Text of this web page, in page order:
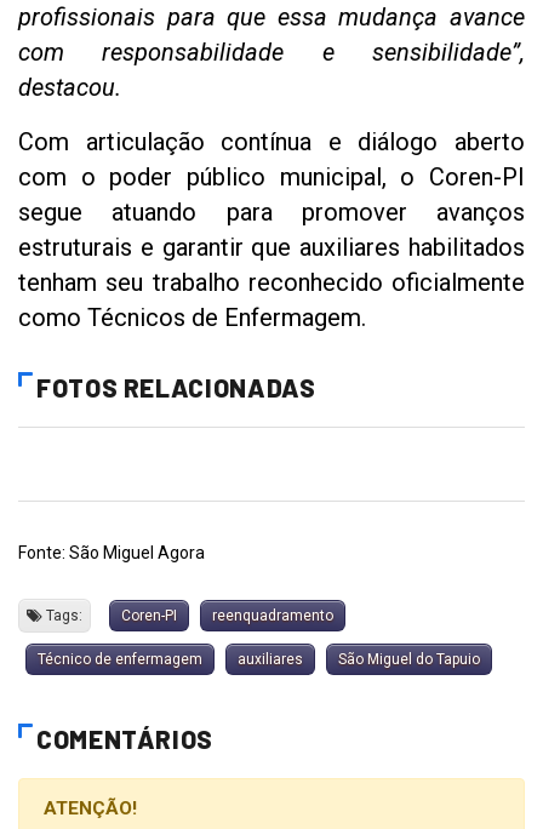
profissionais para que essa mudança avance
com responsabilidade e sensibilidade”,
destacou.
Com articulação contínua e diálogo aberto
com o poder público municipal, o Coren-PI
segue atuando para promover avanços
estruturais e garantir que auxiliares habilitados
tenham seu trabalho reconhecido oficialmente
como Técnicos de Enfermagem.
FOTOS RELACIONADAS
Fonte: São Miguel Agora
Tags: Coren-PI reenquadramento
Técnico de enfermagem auxiliares São Miguel do Tapuio
COMENTÁRIOS
ATENÇÃO!